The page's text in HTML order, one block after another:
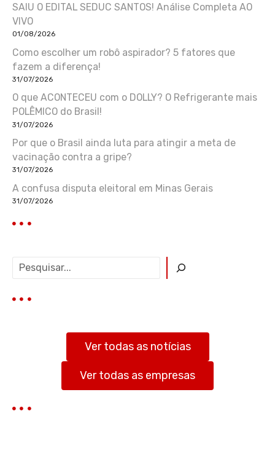
SAIU O EDITAL SEDUC SANTOS! Análise Completa AO
VIVO
01/08/2026
Como escolher um robô aspirador? 5 fatores que
fazem a diferença!
31/07/2026
O que ACONTECEU com o DOLLY? O Refrigerante mais
POLÊMICO do Brasil!
31/07/2026
Por que o Brasil ainda luta para atingir a meta de
vacinação contra a gripe?
31/07/2026
A confusa disputa eleitoral em Minas Gerais
31/07/2026
q
Ver todas as notícias
Ver todas as empresas